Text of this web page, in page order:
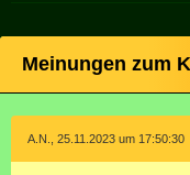
Meinungen zum
A.N., 25.11.2023 um 17:50:30